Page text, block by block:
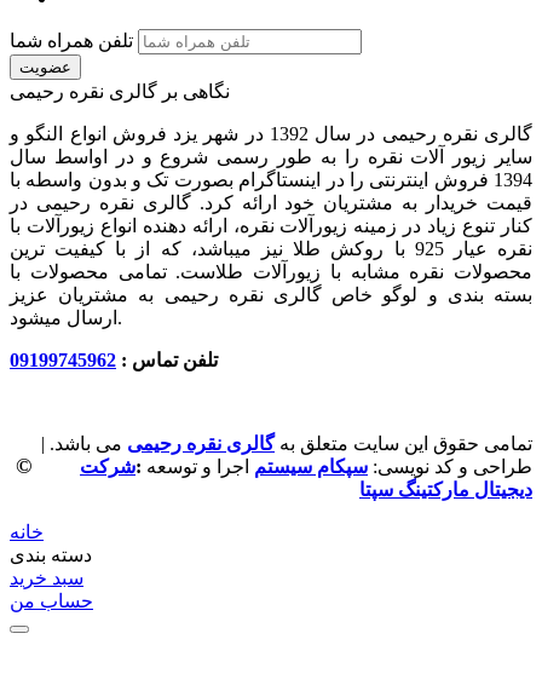
تلفن همراه شما
عضویت
نگاهی بر گالری نقره رحیمی
گالری نقره رحیمی در سال 1392 در شهر یزد فروش انواع النگو و
سایر زیور آلات نقره را به طور رسمی شروع و در اواسط سال
1394 فروش اینترنتی را در اینستاگرام بصورت تک و بدون واسطه با
قیمت خریدار به مشتریان خود ارائه کرد. گالری نقره رحیمی در
کنار تنوع زیاد در زمینه زیورآلات نقره، ارائه دهنده انواع زیورآلات با
نقره عیار 925 با روکش طلا نیز میباشد، که از با کیفیت‏ ترین
محصولات نقره مشابه با زیورآلات طلاست. تمامی محصولات با
بسته بندی و لوگو خاص گالری نقره رحیمی به مشتریان عزیز
ارسال میشود.
تلفن تماس : 09199745962
©
تمامی حقوق این سایت متعلق بهگالری نقره رحیمی می باشد. |
طراحی و کد نویسی: سپکام سیستم اجرا و توسعه :شرکت
دیجیتال مارکتینگ سپتا
خانه
دسته بندی
سبد خرید
حساب من